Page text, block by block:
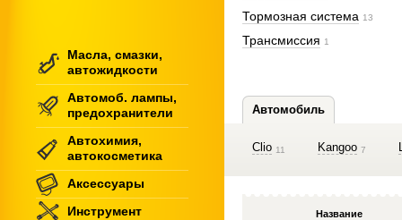
Тормозная система 13
Трансмиссия 1
Автомобиль
Clio 11 Kangoo 7
Название
Масла, смазки,
автожидкости
Автомоб. лампы,
предохранители
Автохимия,
автокосметика
Аксессуары
Инструмент